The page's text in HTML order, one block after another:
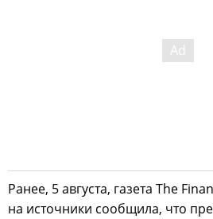
Ранее, 5 августа, газета The
на источники сообщила, что